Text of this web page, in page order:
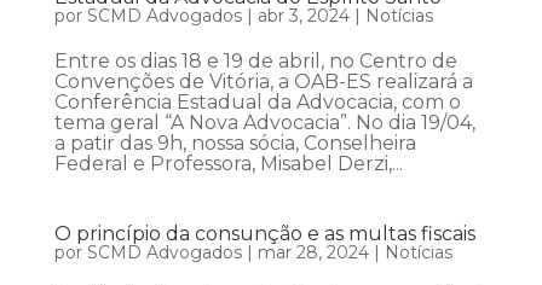
por SCMD Advogados| abr 3, 2024| Notícias
Entre os dias 18 e 19 de abril, no Centro de
Convenções de Vitória, a OAB-ES realizará a
Conferência Estadual da Advocacia, com o
tema geral “A Nova Advocacia”. No dia 19/04,
a patir das 9h, nossa sócia, Conselheira
Federal e Professora, Misabel Derzi,...
O princípio da consunção e as multas fiscais
por SCMD Advogados| mar 28, 2024| Notícias